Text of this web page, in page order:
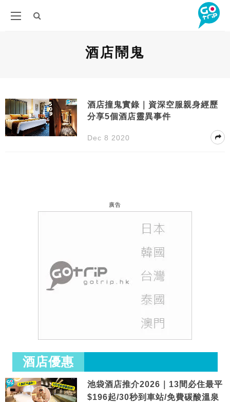
酒店鬧鬼
酒店撞鬼實錄｜資深空服親身經歷
分享5個酒店靈異事件
Dec 8 2020
廣告
酒店優惠
池袋酒店推介2026｜13間必住最平
$196起/30秒到車站/免費碳酸溫泉